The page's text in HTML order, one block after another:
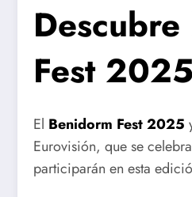
Fest
El Benidorm Fest 2025
Eurovisión, que se
participarán en esta